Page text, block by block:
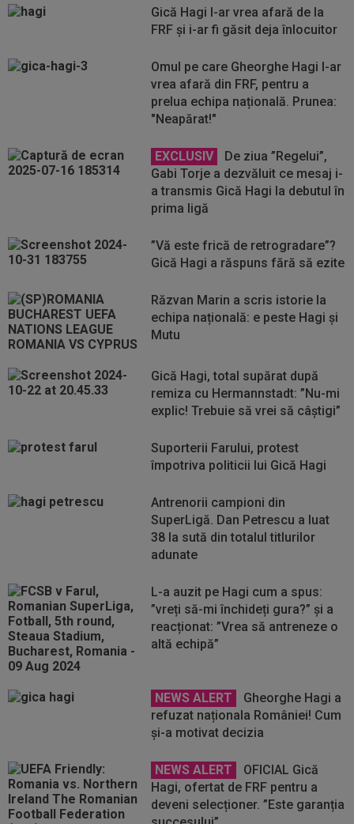
Gică Hagi l-ar vrea afară de la
FRF și i-ar fi găsit deja înlocuitor
Omul pe care Gheorghe Hagi l-ar
vrea afară din FRF, pentru a
prelua echipa națională. Prunea:
"Neapărat!"
EXCLUSIV
De ziua ”Regelui”,
Gabi Torje a dezvăluit ce mesaj i-
a transmis Gică Hagi la debutul în
prima ligă
”Vă este frică de retrogradare”?
Gică Hagi a răspuns fără să ezite
Răzvan Marin a scris istorie la
echipa națională: e peste Hagi și
Mutu
Gică Hagi, total supărat după
remiza cu Hermannstadt: ”Nu-mi
explic! Trebuie să vrei să câștigi”
Suporterii Farului, protest
împotriva politicii lui Gică Hagi
Antrenorii campioni din
SuperLigă. Dan Petrescu a luat
38 la sută din totalul titlurilor
adunate
L-a auzit pe Hagi cum a spus:
”vreți să-mi închideți gura?” și a
reacționat: ”Vrea să antreneze o
altă echipă”
NEWS ALERT
Gheorghe Hagi a
refuzat naționala României! Cum
și-a motivat decizia
NEWS ALERT
OFICIAL Gică
Hagi, ofertat de FRF pentru a
deveni selecționer. ”Este garanția